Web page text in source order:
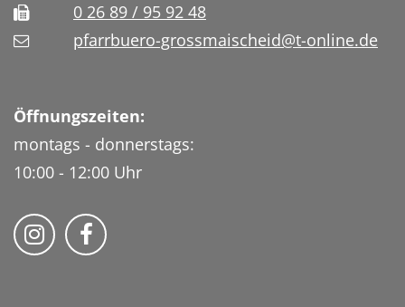
0 26 89 / 95 92 48
pfarrbuero-grossmaischeid@t-online.de
Öffnungszeiten:
montags - donnerstags:
10:00 - 12:00 Uhr
Folge uns auf Instragram
Fogle uns auf Facebook